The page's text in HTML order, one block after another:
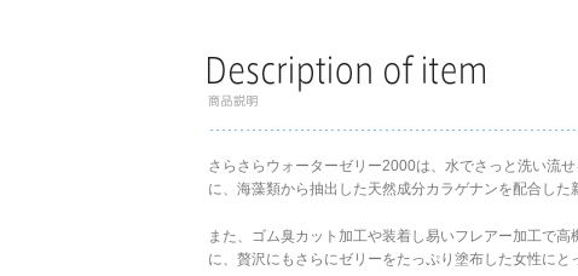
さらさらウォーターゼリー2000は、水でさっと洗い流
に、海藻類から抽出した天然成分カラゲナンを配合した
また、ゴム臭カット加工や装着し易いフレアー加工で
に、贅沢にもさらにゼリーをたっぷり塗布した女性にと